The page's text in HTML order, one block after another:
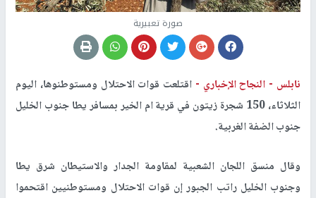
صورة تعبيرية
نابلس - النجاح الإخباري - اقتلعت قوات الاحتلال ومستوطنوها، اليوم
الثلاثاء، 150 شجرة زيتون في قرية ام الخير بمسافر يطا جنوب الخليل
جنوب الضفة الغربية.
وقال منسق اللجان الشعبية لمقاومة الجدار والاستيطان شرق يطا
وجنوب الخليل راتب الجبور إن قوات الاحتلال ومستوطنيين اقتحموا